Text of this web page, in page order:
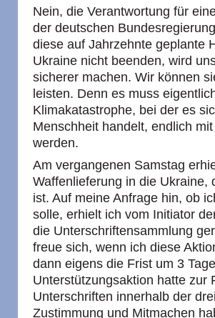
Nein, die Verantwortung für
der deutschen
diese auf Jahrzehnte geplante
Ukraine nicht beenden, wird
sicherer machen. Wir können
leisten. Denn es muss
Klimakatastrophe, bei der es
Menschheit handelt, endlich
werden.
Am vergangenen Samstag
Waffenlieferung in die Ukraine,
ist. Auf meine Anfrage hin, ob
solle, erhielt ich vom Initiator
die Unterschriftensammlung
freue sich, wenn ich diese
dann eigens die Frist um 3
Unterstützungsaktion hatte zur
Unterschriften innerhalb der
Zustimmung und Mitmachen